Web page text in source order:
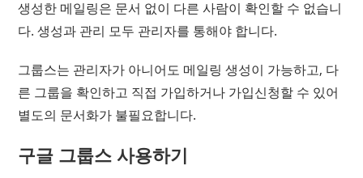
생성한 메일링은 문서 없이 다른 사람이 확인할 수 없습니
다. 생성과 관리 모두 관리자를 통해야 합니다.
그룹스는 관리자가 아니어도 메일링 생성이 가능하고, 다
른 그룹을 확인하고 직접 가입하거나 가입신청할 수 있어
별도의 문서화가 불필요합니다.
구글 그룹스 사용하기